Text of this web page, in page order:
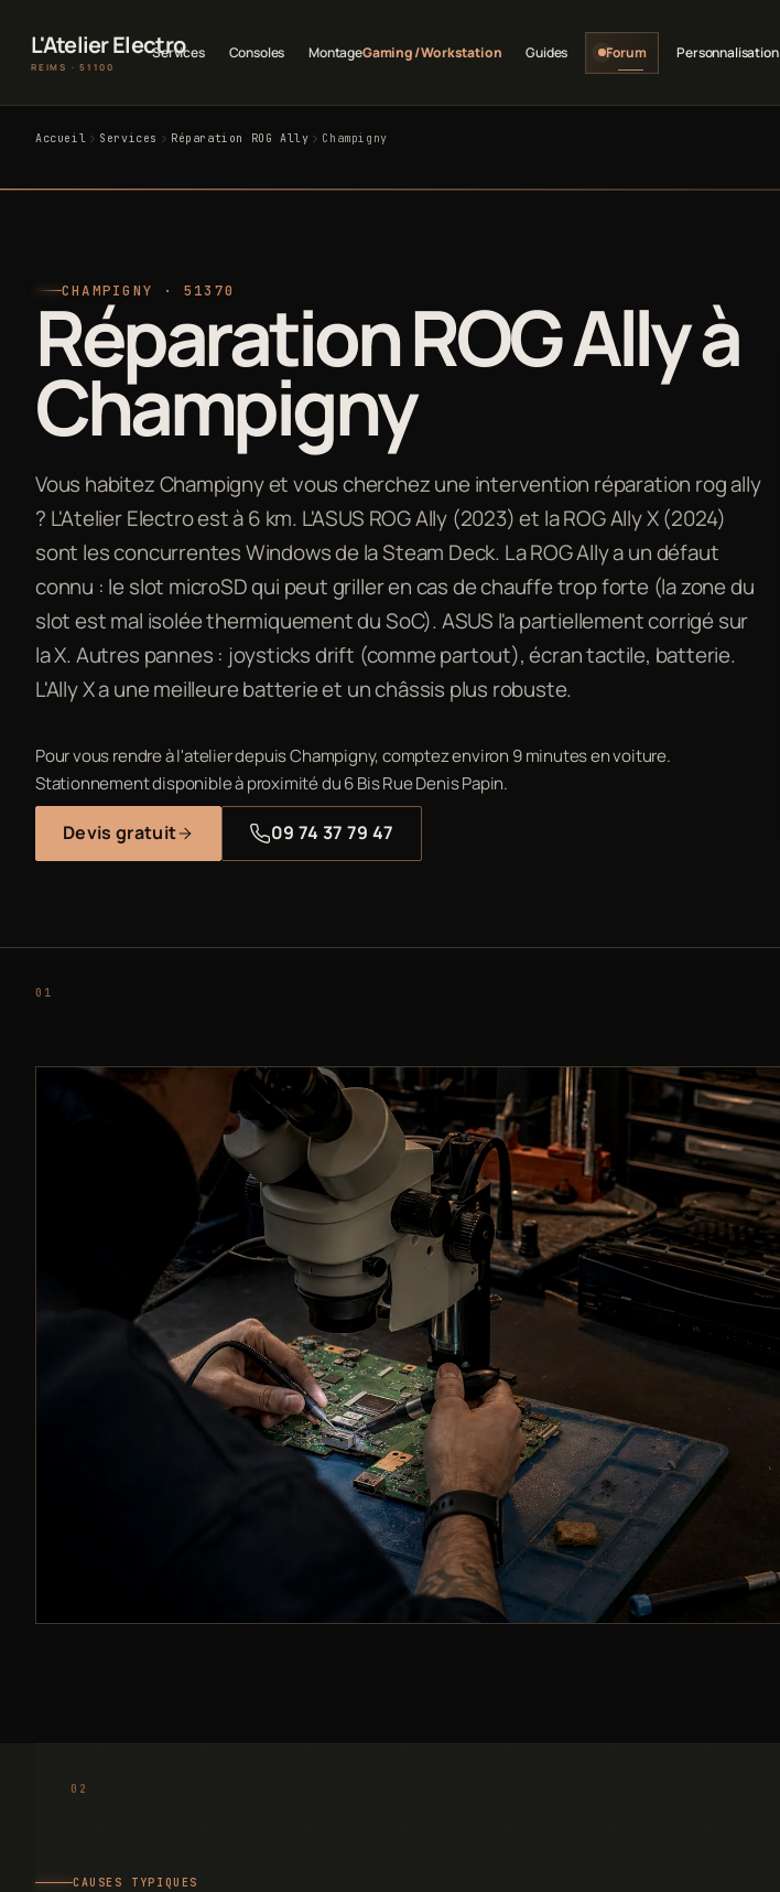
L'Atelier Electro
REIMS · 51100
Services Consoles MontageGaming / Workstation Guides Forum Personnalisation
Accueil Services Réparation ROG Ally Champigny
CHAMPIGNY · 51370
Réparation ROG Ally à
Champigny
Vous habitez Champigny et vous cherchez une intervention réparation rog ally
? L'Atelier Electro est à 6 km. L'ASUS ROG Ally (2023) et la ROG Ally X (2024)
sont les concurrentes Windows de la Steam Deck. La ROG Ally a un défaut
connu : le slot microSD qui peut griller en cas de chauffe trop forte (la zone du
slot est mal isolée thermiquement du SoC). ASUS l'a partiellement corrigé sur
la X. Autres pannes : joysticks drift (comme partout), écran tactile, batterie.
L'Ally X a une meilleure batterie et un châssis plus robuste.
Pour vous rendre à l'atelier depuis Champigny, comptez environ 9 minutes en voiture.
Stationnement disponible à proximité du 6 Bis Rue Denis Papin.
Devis gratuit 09 74 37 79 47
CAUSES TYPIQUES